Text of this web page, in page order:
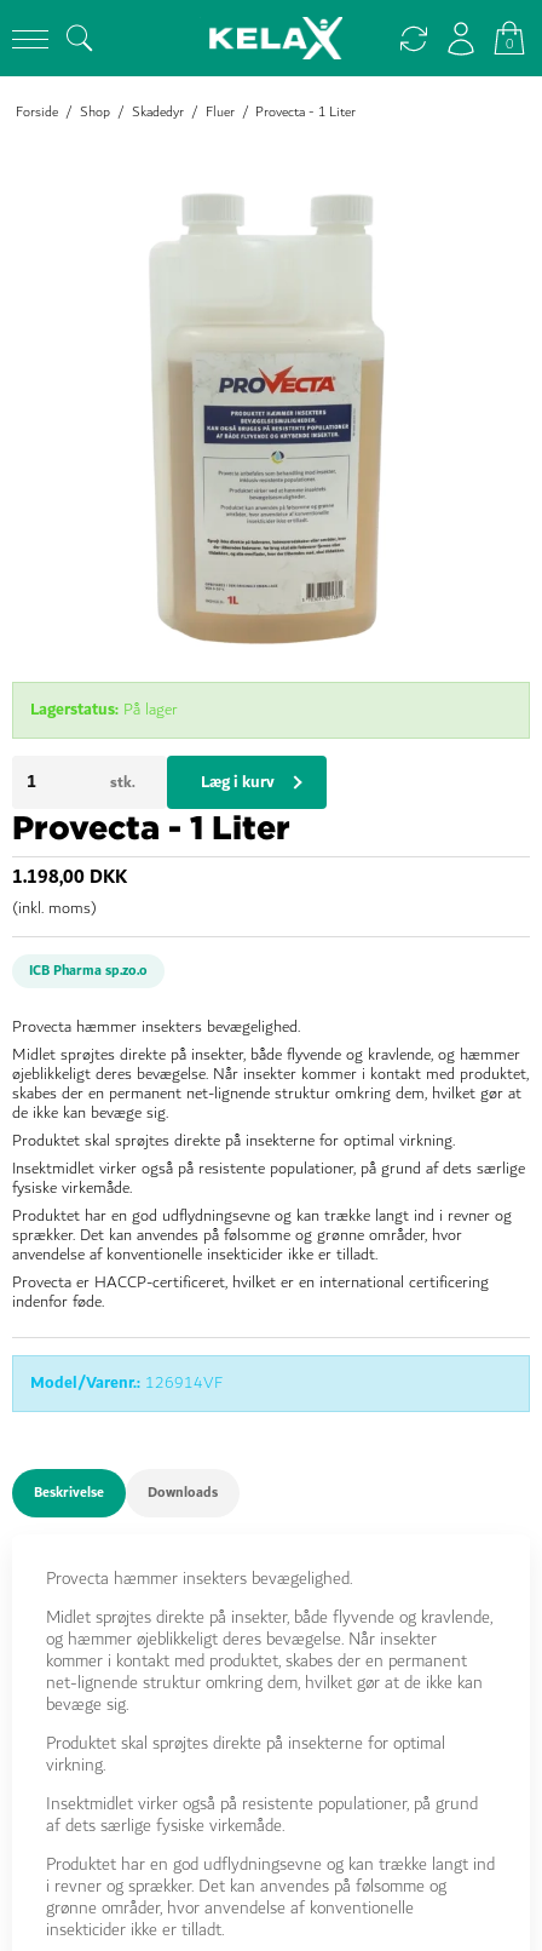
0
Forside / Shop / Skadedyr / Fluer / Provecta - 1 Liter
Provecta - 1 Liter
1.198,00 DKK
(inkl. moms)
ICB Pharma sp.zo.o
Provecta hæmmer insekters bevægelighed.
Midlet sprøjtes direkte på insekter, både flyvende og kravlende, og hæmmer
øjeblikkeligt deres bevægelse. Når insekter kommer i kontakt med produktet,
skabes der en permanent net-lignende struktur omkring dem, hvilket gør at
de ikke kan bevæge sig.
Produktet skal sprøjtes direkte på insekterne for optimal virkning.
Insektmidlet virker også på resistente populationer, på grund af dets særlige
fysiske virkemåde.
Produktet har en god udflydningsevne og kan trække langt ind i revner og
sprækker. Det kan anvendes på følsomme og grønne områder, hvor
anvendelse af konventionelle insekticider ikke er tilladt.
Provecta er HACCP-certificeret, hvilket er en international certificering
indenfor føde.
Model/Varenr.: 126914VF
Lagerstatus: På lager
stk. Læg i kurv
Beskrivelse Downloads
Provecta hæmmer insekters bevægelighed.
Midlet sprøjtes direkte på insekter, både flyvende og kravlende,
og hæmmer øjeblikkeligt deres bevægelse. Når insekter
kommer i kontakt med produktet, skabes der en permanent
net-lignende struktur omkring dem, hvilket gør at de ikke kan
bevæge sig.
Produktet skal sprøjtes direkte på insekterne for optimal
virkning.
Insektmidlet virker også på resistente populationer, på grund
af dets særlige fysiske virkemåde.
Produktet har en god udflydningsevne og kan trække langt ind
i revner og sprækker. Det kan anvendes på følsomme og
grønne områder, hvor anvendelse af konventionelle
insekticider ikke er tilladt.